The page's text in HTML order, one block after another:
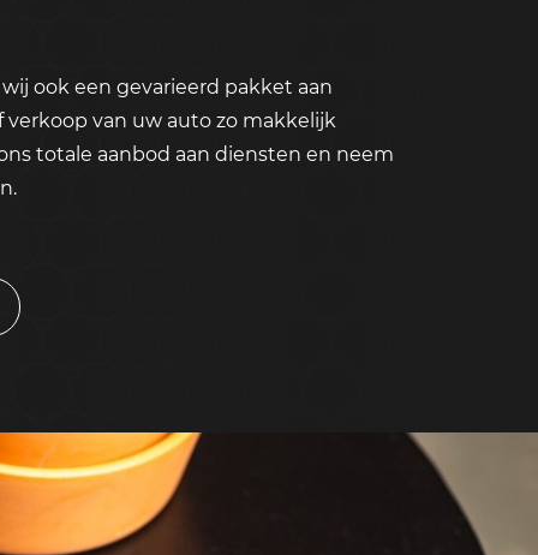
ook een gevarieerd pakket aan
verkoop van uw auto zo makkelijk
totale aanbod aan diensten en neem